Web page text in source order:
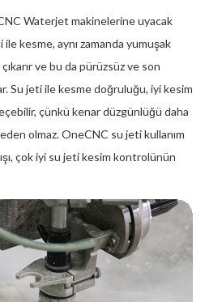
Waterjet makinelerine uyacak
kesme, aynı zamanda yumuşak
ve bu da pürüzsüz ve son
Su jeti ile kesme doğruluğu, iyi kesim
çünkü kenar düzgünlüğü daha
olmaz. OneCNC su jeti kullanım
çok iyi su jeti kesim kontrolünün